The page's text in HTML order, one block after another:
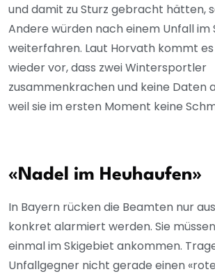
und damit zu Sturz gebracht hätten,
Andere würden nach einem Unfall im
weiterfahren. Laut Horvath kommt
wieder vor, dass zwei Wintersportler
zusammenkrachen und keine Daten
weil sie im ersten Moment keine
«Nadel im Heuhaufen»
In Bayern rücken die Beamten nur
konkret alarmiert werden. Sie
einmal im Skigebiet ankommen.
Unfallgegner nicht gerade einen